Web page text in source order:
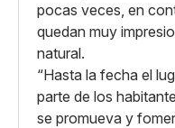
pocas veces, en
quedan muy
natural.
“Hasta la fecha el
parte de los
se promueva y